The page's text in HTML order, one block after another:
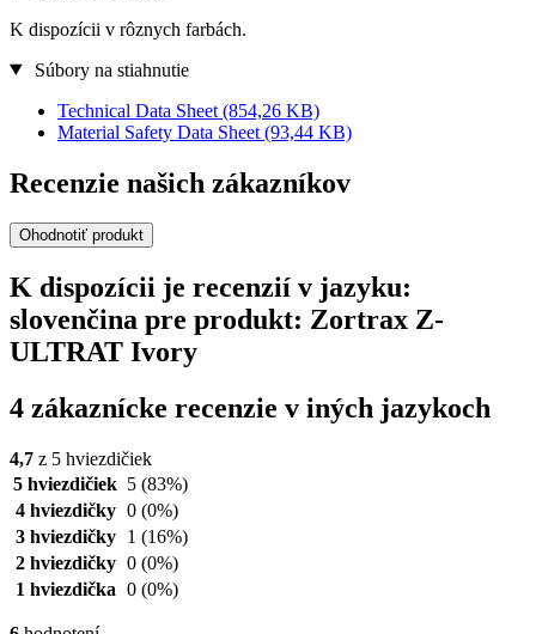
K dispozícii v rôznych farbách.
Súbory na stiahnutie
Technical Data Sheet (854,26 KB)
Material Safety Data Sheet (93,44 KB)
Recenzie našich zákazníkov
Ohodnotiť produkt
K dispozícii je recenzií v jazyku:
slovenčina pre produkt: Zortrax Z-
ULTRAT Ivory
4 zákaznícke recenzie v iných jazykoch
4,7 z 5 hviezdičiek
5 hviezdičiek 5 (83%)
4 hviezdičky 0 (0%)
3 hviezdičky
1 (16%)
2 hviezdičky 0 (0%)
1 hviezdička 0 (0%)